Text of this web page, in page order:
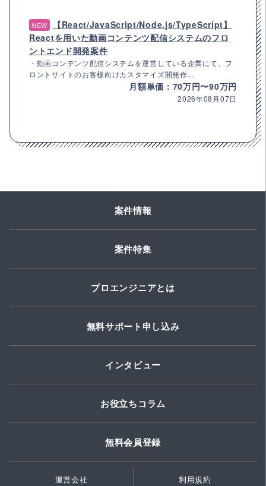
NEW
【React/JavaScript/Node.js/TypeScript】
Reactを用いた動画コンテンツ配信システムのフロ
ントエンド開発案件
・動画コンテンツ配信システムを運営している企業にて、フ
ロントサイトのお客様向けカスタマイズ開発作...
月額単価：70万円〜90万円
2026年08月07日
案件情報
案件特集
プロエンジニアとは
無料サポート申し込み
インタビュー
お役立ちコラム
無料会員登録
運営会社 利用規約